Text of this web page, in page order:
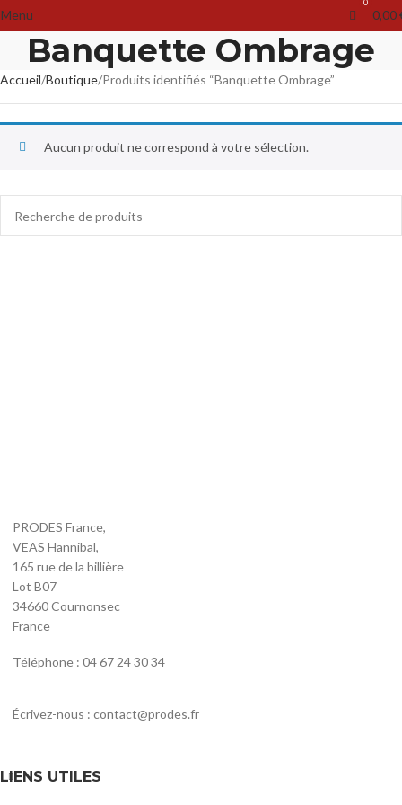
Menu
0
0,00
Banquette Ombrage
Accueil Boutique Produits identifiés “Banquette Ombrage”
Aucun produit ne correspond à votre sélection.
PRODES France,
VEAS Hannibal,
165 rue de la billière
Lot B07
34660 Cournonsec
France
Téléphone : 04 67 24 30 34
Écrivez-nous : contact@prodes.fr
LIENS UTILES